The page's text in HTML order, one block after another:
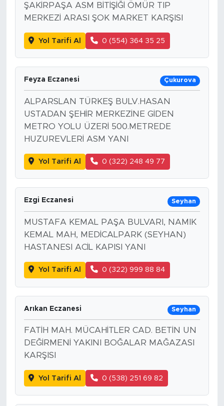
ŞAKİRPAŞA ASM BİTİŞİĞİ ÖMÜR TIP
MERKEZİ ARASI ŞOK MARKET KARŞISI
Yol Tarifi Al 0 (554) 364 35 25
Feyza Eczanesi Çukurova
ALPARSLAN TÜRKEŞ BULV.HASAN
USTADAN ŞEHİR MERKEZİNE GİDEN
METRO YOLU ÜZERİ 500.METREDE
HUZUREVLERİ ASM YANI
Yol Tarifi Al 0 (322) 248 49 77
Ezgi Eczanesi Seyhan
MUSTAFA KEMAL PAŞA BULVARI, NAMIK
KEMAL MAH, MEDİCALPARK (SEYHAN)
HASTANESI ACİL KAPISI YANI
Yol Tarifi Al 0 (322) 999 88 84
Arıkan Eczanesi Seyhan
FATİH MAH. MÜCAHİTLER CAD. BETİN UN
DEĞİRMENİ YAKINI BOĞALAR MAĞAZASI
KARŞISI
Yol Tarifi Al 0 (538) 251 69 82